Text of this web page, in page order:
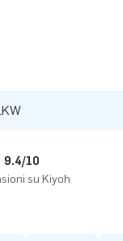
9.4/10
su Kiyoh